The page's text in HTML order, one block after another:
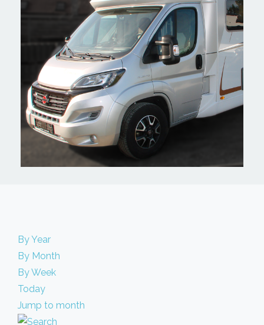
By Year
By Month
By Week
Today
Jump to month